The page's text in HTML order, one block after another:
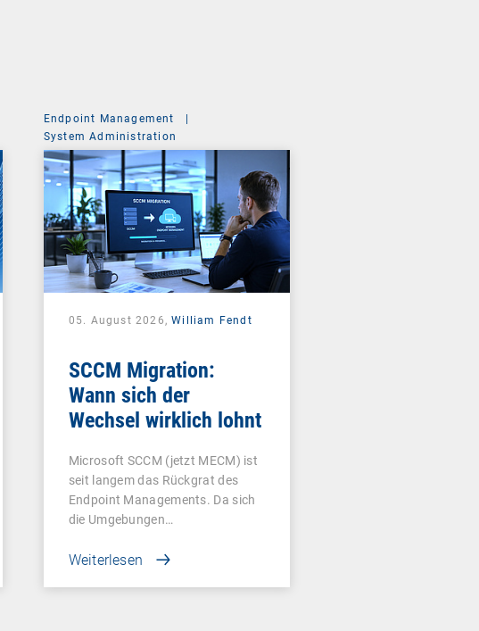
Endpoint Management
|
System Administration
05. August 2026,William Fendt
SCCM Migration:
Wann sich der
Wechsel wirklich lohnt
Microsoft SCCM (jetzt MECM) ist
seit langem das Rückgrat des
Endpoint Managements. Da sich
die Umgebungen…
Weiterlesen